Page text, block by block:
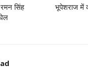
सिंह
भूपेशराज में